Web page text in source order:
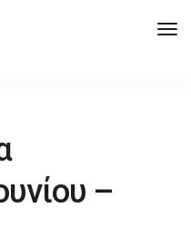
–